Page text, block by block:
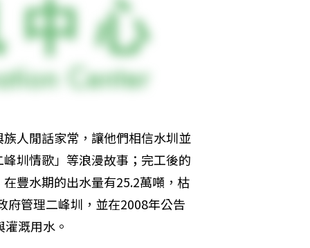
人閒話家常，讓他們相信水圳並
圳情歌」等浪漫故事；完工後的
豐水期的出水量有25.2萬噸，枯
府管理二峰圳，並在2008年公告
溉用水。